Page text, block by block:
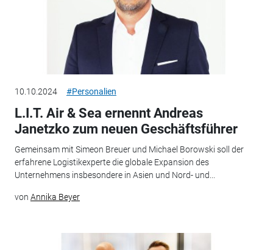
10.10.2024 #Personalien
L.I.T. Air & Sea ernennt Andreas
Janetzko zum neuen Geschäftsführer
Gemeinsam mit Simeon Breuer und Michael Borowski soll der
erfahrene Logistikexperte die globale Expansion des
Unternehmens insbesondere in Asien und Nord- und...
von Annika Beyer